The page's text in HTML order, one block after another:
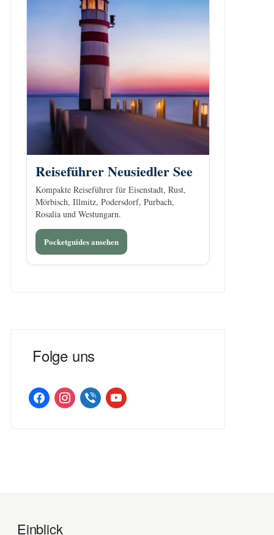
Reiseführer Neusiedler See
Kompakte Reiseführer für Eisenstadt, Rust,
Mörbisch, Illmitz, Podersdorf, Purbach,
Rosalia und Westungarn.
Pocketguides ansehen
Folge uns
facebookinstagramviber youtube
Einblick